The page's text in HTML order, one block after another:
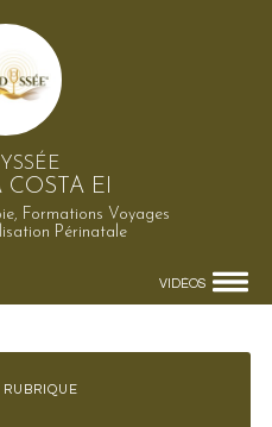
COSTA EI
Formations Voyages
Périnatale
VIDÉOS